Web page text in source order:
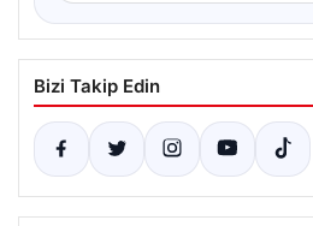
Bizi Takip Edin